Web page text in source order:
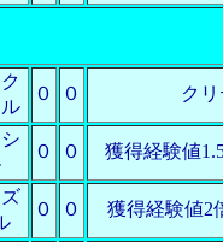
０ ０ ク
０ ０ 獲得経験値
０ ０ 獲得経験値2